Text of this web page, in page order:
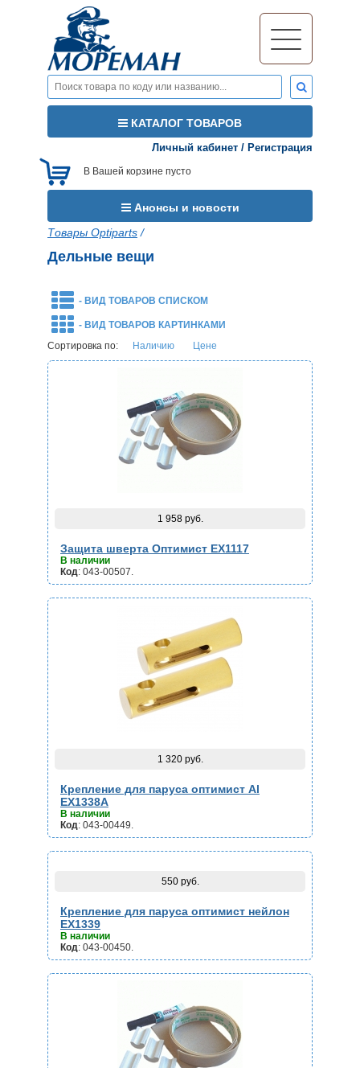
КАТАЛОГ ТОВАРОВ
Товары Optiparts/
Дельные вещи
- ВИД ТОВАРОВ СПИСКОМ
- ВИД ТОВАРОВ КАРТИНКАМИ
Сортировка по:
Наличию Цене
Защита шверта Оптимист EX1117
В наличии
Код: 043-00507.
1 958 руб.
Крепление для паруса оптимист Al
EX1338A
В наличии
Код: 043-00449.
1 320 руб.
Крепление для паруса оптимист нейлон
EX1339
В наличии
Код: 043-00450.
550 руб.
Личный кабинет / Регистрация
В Вашей корзине пусто
Анонсы и новости